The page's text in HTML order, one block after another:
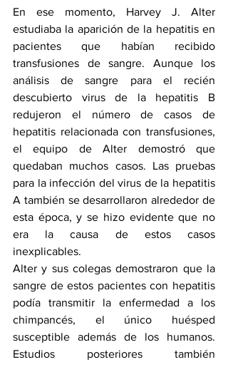
En ese momento, Harvey J. Alter
estudiaba la aparición de la hepatitis en
pacientes que habían recibido
transfusiones de sangre. Aunque los
análisis de sangre para el recién
descubierto virus de la hepatitis B
redujeron el número de casos de
hepatitis relacionada con transfusiones,
el equipo de Alter demostró que
quedaban muchos casos. Las pruebas
para la infección del virus de la hepatitis
A también se desarrollaron alrededor de
esta época, y se hizo evidente que no
era la causa de estos casos
inexplicables.
Alter y sus colegas demostraron que la
sangre de estos pacientes con hepatitis
podía transmitir la enfermedad a los
chimpancés, el único huésped
susceptible además de los humanos.
Estudios posteriores también